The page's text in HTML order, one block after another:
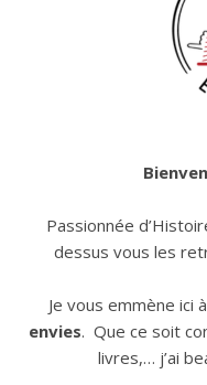
Passionnée
dessus vous les
Je vous emmène ici
envies. Que ce soit
livres,… j’ai